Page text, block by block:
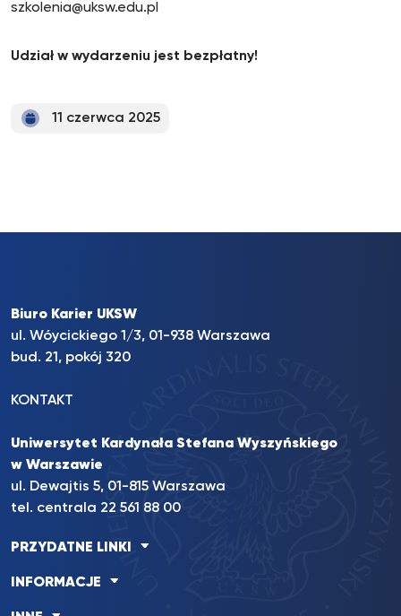
szkolenia@uksw.edu.pl
Udział w wydarzeniu jest bezpłatny!
11 czerwca 2025
Biuro Karier UKSW
ul. Wóycickiego 1/3, 01-938 Warszawa
bud. 21, pokój 320
KONTAKT
Uniwersytet Kardynała Stefana Wyszyńskiego
w Warszawie
ul. Dewajtis 5, 01-815 Warszawa
tel. centrala 22 561 88 00
PRZYDATNE LINKI
INFORMACJE